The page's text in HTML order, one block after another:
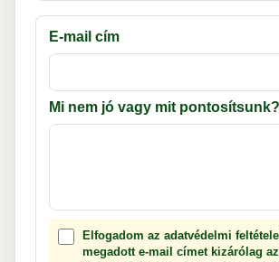
E-mail cím
Mi nem jó vagy mit pontosítsunk?
Elfogadom az adatvédelmi
megadott e-mail címet kizárólag